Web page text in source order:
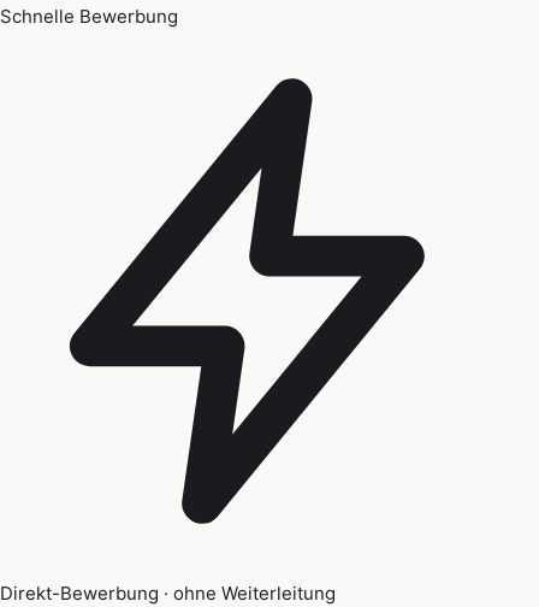
Schnelle Bewerbung
Direkt-Bewerbung · ohne Weiterleitung